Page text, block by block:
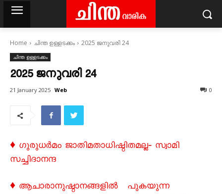
Home ചിന്ത ഉള്ളടക്കം 2025 ജനുവരി 24
ചിന്ത ഉള്ളടക്കം
2025 ജനുവരി 24
21 January 2025 Web 0
♦ ഗുരുധർമം ജാതിമതാധിഷ്ഠിതമല്ല‐ സ്വാമി
സച്ചിദാനന്ദ
♦ ആചാരാനുഷ്ഠാനങ്ങളിൽ പുകയുന്ന